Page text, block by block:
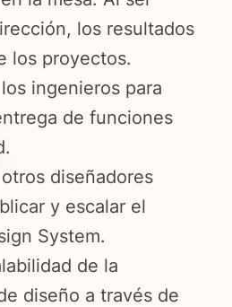
los resultados
los proyectos.
ingenieros para
de funciones
diseñadores
y escalar el
System.
de la
diseño a través de